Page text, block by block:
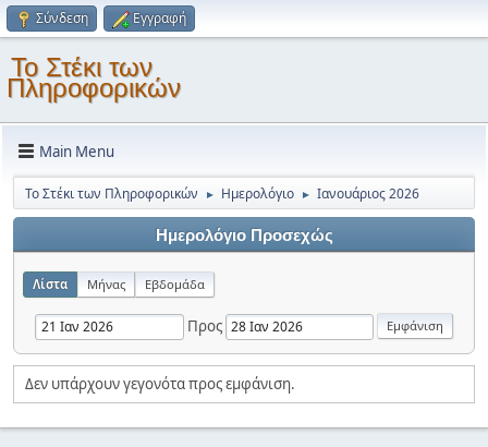
Σύνδεση Εγγραφή
Το Στέκι των
Πληροφορικών
Main Menu
Το Στέκι των Πληροφορικών ► Ημερολόγιο ► Ιανουάριος 2026
Ημερολόγιο Προσεχώς
Λίστα Μήνας Εβδομάδα
Προς
Δεν υπάρχουν γεγονότα προς εμφάνιση.